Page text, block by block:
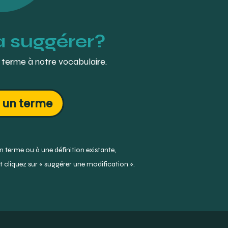
suggérer?
terme à notre vocabulaire.
un terme
ou à une définition existante,
sur « suggérer une modification ».